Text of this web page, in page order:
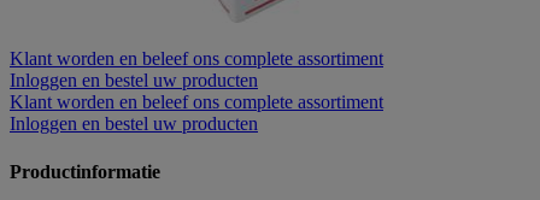
Klant worden en beleef ons complete assortiment
Inloggen en bestel uw producten
Klant worden en beleef ons complete assortiment
Inloggen en bestel uw producten
Productinformatie